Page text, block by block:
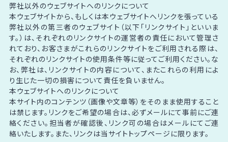
弊社以外のウェブサイトへのリンクについて
本ウェブサイトから、もしくは本ウェブサイトへリンクを張っている
弊社以外の第三者のウェブサイト（以下「リンクサイト」といいま
す。）は、それぞれのリンクサイトの運営者の責任において管理さ
れており、お客さまがこれらのリンクサイトをご利用される際は、
それぞれのリンクサイトの使用条件等に従ってご利用ください。な
お、弊社は、リンクサイトの内容について、またこれらの利用によ
り生じた一切の損害について責任を負いません。
本ウェブサイトへのリンクについて
本サイト内のコンテンツ（画像や文章等）をそのまま使用すること
は禁じます。リンクをご希望の場合は、必ずメールにて事前にご連
絡ください。担当者が確認後、リンク可の場合はメールにてご連
絡いたします。また、リンクは当サイトトップページに限ります。